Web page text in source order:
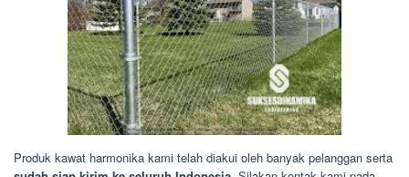
Produk kawat harmonika kami telah diakui oleh banyak pelanggan serta